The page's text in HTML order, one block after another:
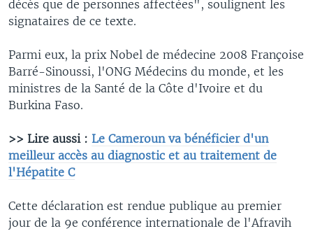
décès que de personnes affectées", soulignent les
signataires de ce texte.
Parmi eux, la prix Nobel de médecine 2008 Françoise
Barré-Sinoussi, l'ONG Médecins du monde, et les
ministres de la Santé de la Côte d'Ivoire et du
Burkina Faso.
>> Lire aussi : Le Cameroun va bénéficier d'un
meilleur accès au diagnostic et au traitement de
l'Hépatite C
Cette déclaration est rendue publique au premier
jour de la 9e conférence internationale de l'Afravih